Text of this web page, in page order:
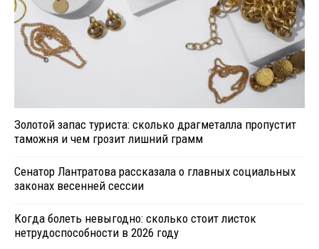
Золотой запас туриста: сколько драгметалла пропустит
таможня и чем грозит лишний грамм
Сенатор Лантратова рассказала о главных социальных
законах весенней сессии
Когда болеть невыгодно: сколько стоит листок
нетрудоспособности в 2026 году